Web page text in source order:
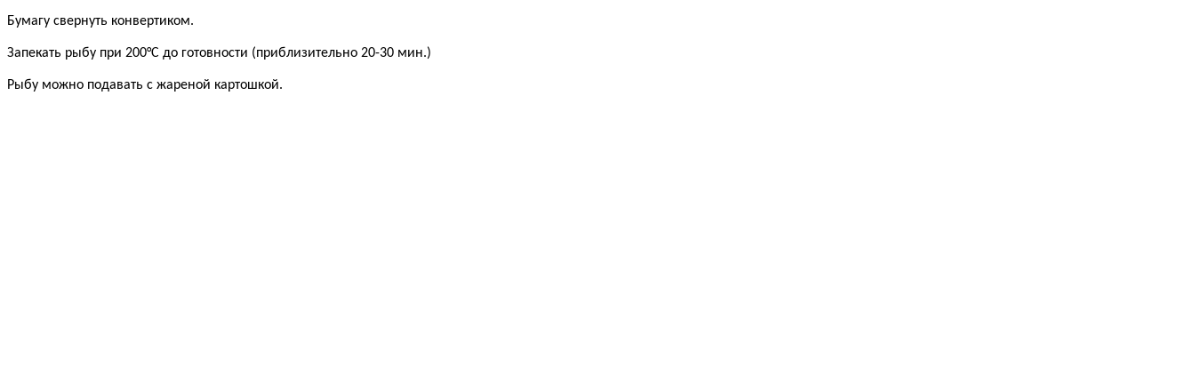
Бумагу свернуть конвертиком.
Запекать рыбу при 200°С до готовности (приблизительно 20-30 мин.)
Рыбу можно подавать с жареной картошкой.